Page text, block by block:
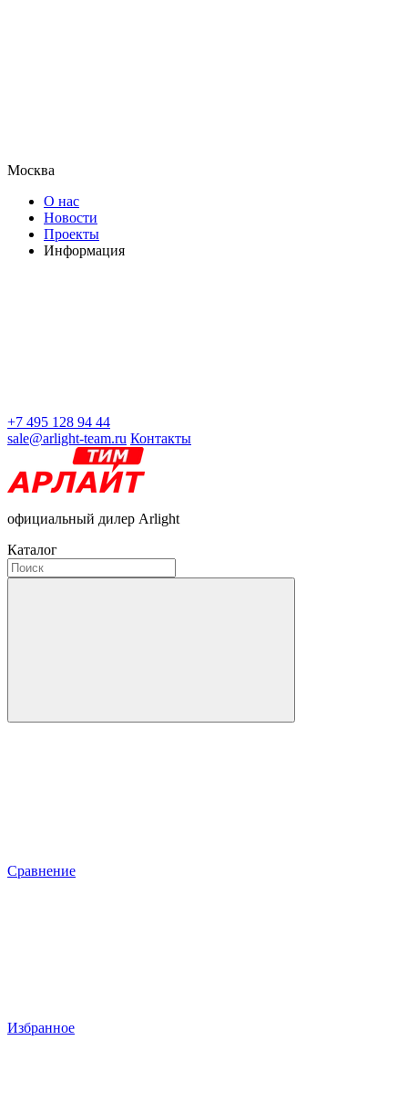
Москва
О нас
Новости
Проекты
Информация
+7 495 128 94 44
sale@arlight-team.ru Контакты
официальный дилер Arlight
Каталог
Сравнение
Избранное